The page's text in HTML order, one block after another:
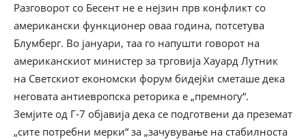
Разговорот со Бесент не е нејзин прв конфликт со
американски функционер оваа година, потсетува
Блумберг. Во јануари, таа го напушти говорот на
американскиот министер за трговија Хауард Лутник
на Светскиот економски форум бидејќи сметаше дека
неговата антиевропска реторика е „премногу“.
Земјите од Г-7 објавија дека се подготвени да преземат
„сите потребни мерки“ за „зачувување на стабилноста